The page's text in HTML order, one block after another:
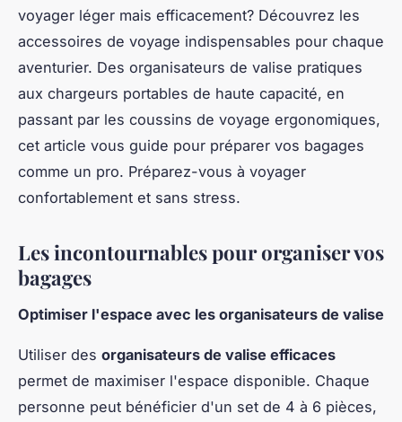
voyager léger mais efficacement? Découvrez les
accessoires de voyage indispensables pour chaque
aventurier. Des organisateurs de valise pratiques
aux chargeurs portables de haute capacité, en
passant par les coussins de voyage ergonomiques,
cet article vous guide pour préparer vos bagages
comme un pro. Préparez-vous à voyager
confortablement et sans stress.
Les incontournables pour organiser vos
bagages
Optimiser l'espace avec les organisateurs de valise
Utiliser des organisateurs de valise efficaces
permet de maximiser l'espace disponible. Chaque
personne peut bénéficier d'un set de 4 à 6 pièces,